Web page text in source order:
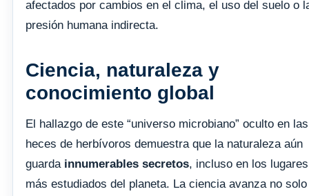
afectados por cambios en el clima, el uso del suelo o
presión humana indirecta.
Ciencia, naturaleza y
conocimiento global
El hallazgo de este “universo microbiano” oculto en las
heces de herbívoros demuestra que la naturaleza aún
guarda innumerables secretos, incluso en los lugares
más estudiados del planeta. La ciencia avanza no solo